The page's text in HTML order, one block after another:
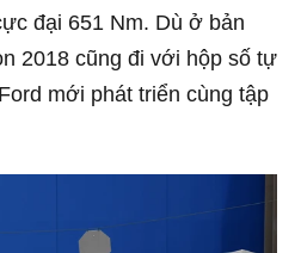
đại 651 Nm. Dù ở bản
2018 cũng đi với hộp số tự
mới phát triển cùng tập